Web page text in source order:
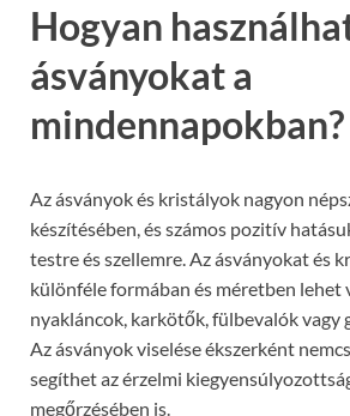
Hogyan
ásványokat a
mindennapokban?
Az ásványok és kristályok nagyon
készítésében, és számos pozitív
testre és szellemre. Az ásványokat és
különféle formában és méretben lehet
nyakláncok, karkötők, fülbevalók vagy
Az ásványok viselése ékszerként
segíthet az érzelmi
megőrzésében is.